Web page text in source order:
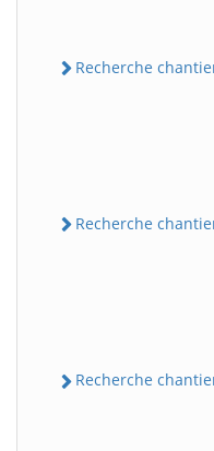
Recherche
Recherche
Recherche